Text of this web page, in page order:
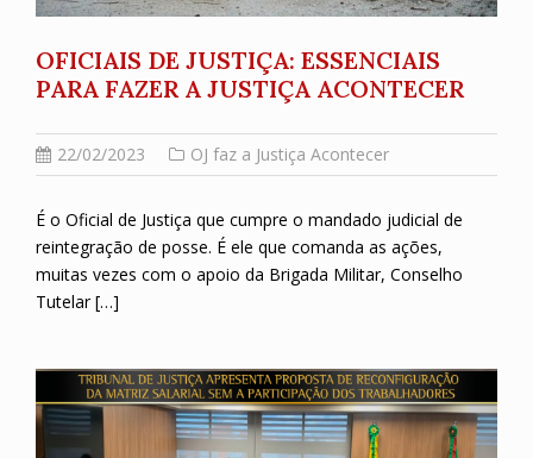
OFICIAIS DE JUSTIÇA: ESSENCIAIS
PARA FAZER A JUSTIÇA ACONTECER
22/02/2023 OJ faz a Justiça Acontecer
É o Oficial de Justiça que cumpre o mandado judicial de
reintegração de posse. É ele que comanda as ações,
muitas vezes com o apoio da Brigada Militar, Conselho
Tutelar […]